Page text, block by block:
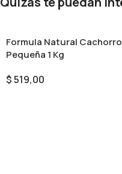
Formula Natural
Pequeña 1 Kg
$519,00